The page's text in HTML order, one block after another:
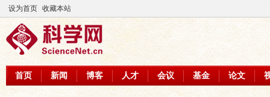
设为首页 收藏本站
首页 新闻 博客 人才 会议 基金 论文